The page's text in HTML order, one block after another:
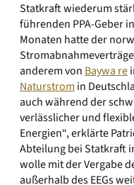
Statkraft wiederum
führenden PPA-Geber
Monaten hatte der
anderem von Baywa re
Naturstrom in
auch während der
verlässlicher und
Energien“, erklärte
Abteilung bei Statkraft
wolle mit der Vergabe
außerhalb des EEGs